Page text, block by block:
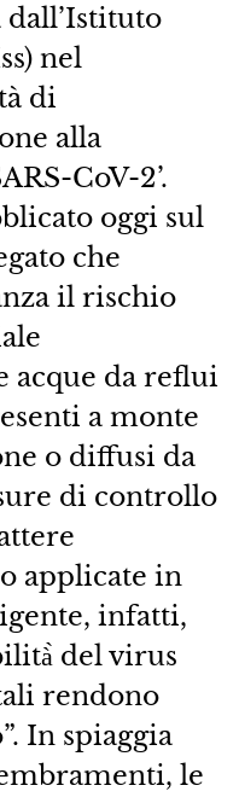
nel
di
alla
CoV-2’.
oggi sul
che
il rischio
acque da reflui
a monte
o diffusi da
di controllo
applicate in
infatti,
del virus
rendono
In spiaggia
le